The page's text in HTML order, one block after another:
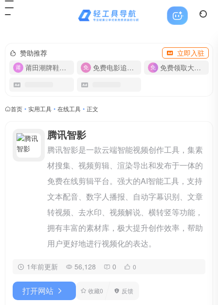
赞助推荐
立即入驻
莆田潮牌鞋服-货源
免费电影追剧APP 免费领取大流量卡【500G】
首页 • 实用工具 • 在线工具 • 正文
腾讯智影
腾讯智影是一款云端智能视频创作工具，集素
材搜集、视频剪辑、渲染导出和发布于一体的
免费在线剪辑平台。强大的AI智能工具，支持
文本配音、数字人播报、自动字幕识别、文章
转视频、去水印、视频解说、横转竖等功能，
拥有丰富的素材库，极大提升创作效率，帮助
用户更好地进行视频化的表达。
1年前更新 56,128 0 0
打开网站 收藏0 反馈